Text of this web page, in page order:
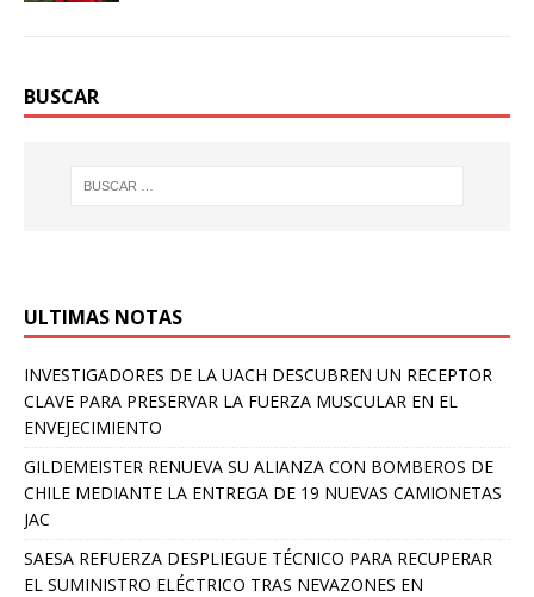
BUSCAR
ULTIMAS NOTAS
INVESTIGADORES DE LA UACH DESCUBREN UN RECEPTOR
CLAVE PARA PRESERVAR LA FUERZA MUSCULAR EN EL
ENVEJECIMIENTO
GILDEMEISTER RENUEVA SU ALIANZA CON BOMBEROS DE
CHILE MEDIANTE LA ENTREGA DE 19 NUEVAS CAMIONETAS
JAC
SAESA REFUERZA DESPLIEGUE TÉCNICO PARA RECUPERAR
EL SUMINISTRO ELÉCTRICO TRAS NEVAZONES EN